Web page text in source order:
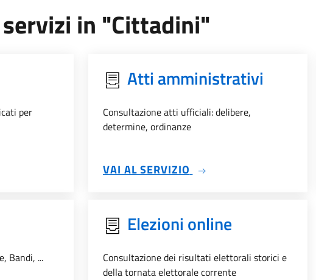
in "Cittadini"
per
PRETORIO
Atti amministrativi
Consultazione atti ufficiali: delibere,
determine, ordinanze
VAI AL SERVIZIO SU ATTI AMMINISTRATIVI
Bandi, ...
Elezioni online
Consultazione dei risultati elettorali storici e
della tornata elettorale corrente